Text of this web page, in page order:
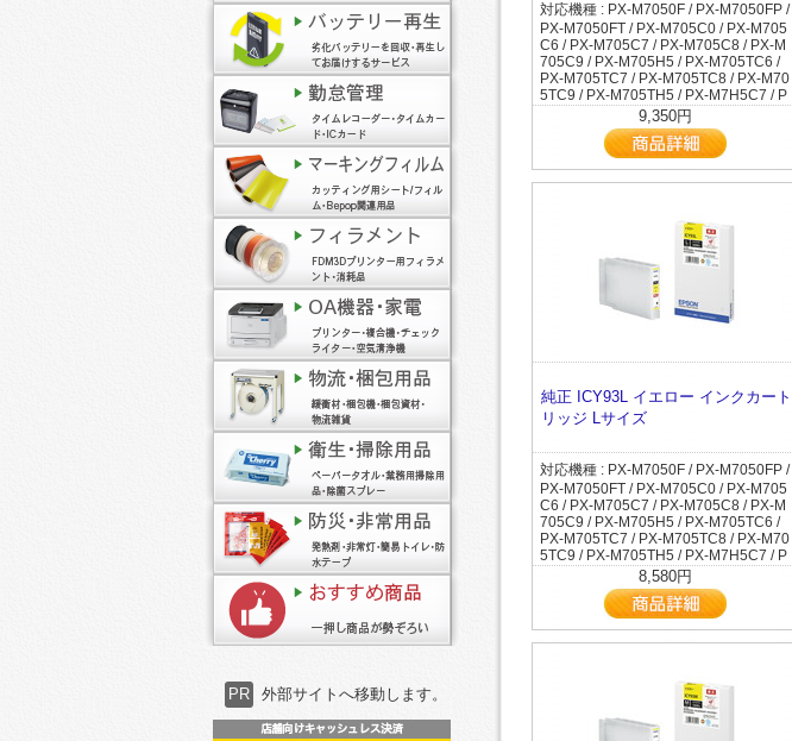
PR 外部サイトへ移動します。
対応機種 : PX-M7050F / PX-M7050FP /
PX-M7050FT / PX-M705C0 / PX-M705
C6 / PX-M705C7 / PX-M705C8 / PX-M
705C9 / PX-M705H5 / PX-M705TC6 /
PX-M705TC7 / PX-M705TC8 / PX-M70
5TC9 / PX-M705TH5 / PX-M7H5C7 / P
X-M7H5C8 / PX-M7H5C9 / PX-M7TH5
C7 / PX-M7TH5C8 / PX-M7TH5C9 / PX
-M860F / PX-M86C8 / PX-S7050 / PX-
S7050PS / PX-S705C6 / PX-S705C7 /
PX-S705C8 / PX-S705C9 / PX-S705H
9,350円
純正 ICY93L イエロー インクカート
リッジ Lサイズ
対応機種 : PX-M7050F / PX-M7050FP /
PX-M7050FT / PX-M705C0 / PX-M705
C6 / PX-M705C7 / PX-M705C8 / PX-M
705C9 / PX-M705H5 / PX-M705TC6 /
PX-M705TC7 / PX-M705TC8 / PX-M70
5TC9 / PX-M705TH5 / PX-M7H5C7 / P
X-M7H5C8 / PX-M7H5C9 / PX-M7TH5
C7 / PX-M7TH5C8 / PX-M7TH5C9 / PX
-M860F / PX-M86C8 / PX-S7050 / PX-
S7050PS / PX-S705C6 / PX-S705C7 /
PX-S705C8 / PX-S705C9 / PX-S705H
8,580円